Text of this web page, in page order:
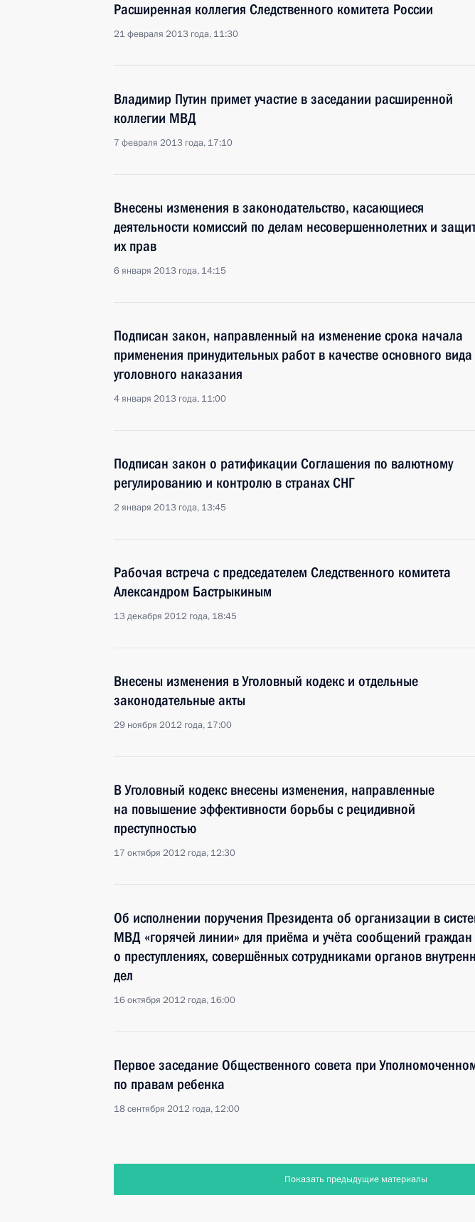
Расширенная коллегия Следственного комитета России
21 февраля 2013 года, 11:30
Владимир Путин примет участие в заседании расширенной
коллегии МВД
7 февраля 2013 года, 17:10
Внесены изменения в законодательство, касающиеся
деятельности комиссий по делам несовершеннолетних и
их прав
6 января 2013 года, 14:15
Подписан закон, направленный на изменение срока начала
применения принудительных работ в качестве основного вида
уголовного наказания
4 января 2013 года, 11:00
Подписан закон о ратификации Соглашения по валютному
регулированию и контролю в странах СНГ
2 января 2013 года, 13:45
Рабочая встреча с председателем Следственного комитета
Александром Бастрыкиным
13 декабря 2012 года, 18:45
Внесены изменения в Уголовный кодекс и отдельные
законодательные акты
29 ноября 2012 года, 17:00
В Уголовный кодекс внесены изменения, направленные
на повышение эффективности борьбы с рецидивной
преступностью
17 октября 2012 года, 12:30
Об исполнении поручения Президента об организации в
МВД «горячей линии» для приёма и учёта сообщений граждан
о преступлениях, совершённых сотрудниками органов
дел
16 октября 2012 года, 16:00
Первое заседание Общественного совета при
по правам ребенка
18 сентября 2012 года, 12:00
Показать предыдущие материалы